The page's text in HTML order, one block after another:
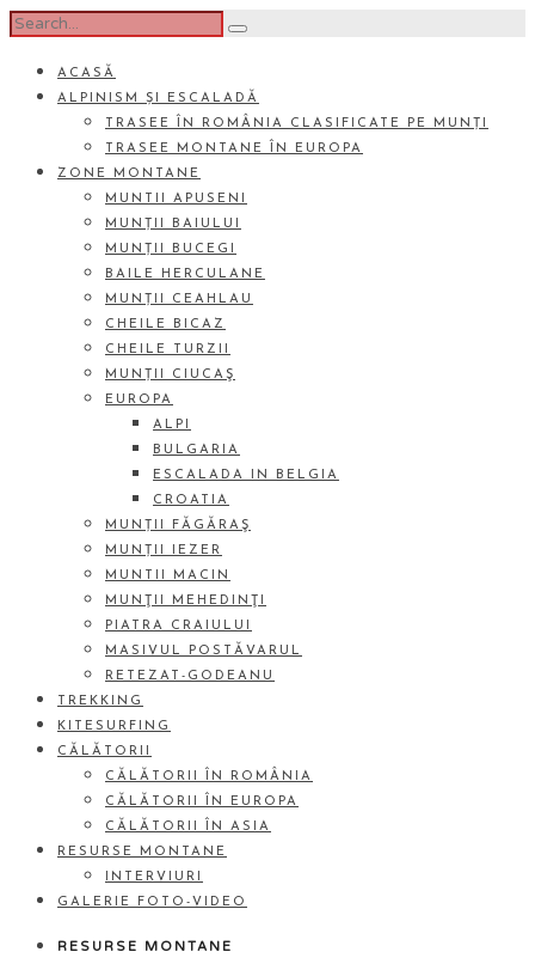
ACASĂ
ALPINISM ȘI ESCALADĂ
TRASEE ÎN ROMÂNIA CLASIFICATE PE MUNȚI
TRASEE MONTANE ÎN EUROPA
ZONE MONTANE
MUNTII APUSENI
MUNȚII BAIULUI
MUNȚII BUCEGI
BAILE HERCULANE
MUNȚII CEAHLAU
CHEILE BICAZ
CHEILE TURZII
MUNȚII CIUCAŞ
EUROPA
ALPI
BULGARIA
ESCALADA IN BELGIA
CROATIA
MUNȚII FĂGĂRAŞ
MUNȚII IEZER
MUNTII MACIN
MUNŢII MEHEDINŢI
PIATRA CRAIULUI
MASIVUL POSTĂVARUL
RETEZAT-GODEANU
TREKKING
KITESURFING
CĂLĂTORII
CĂLĂTORII ÎN ROMÂNIA
CĂLĂTORII ÎN EUROPA
CĂLĂTORII ÎN ASIA
RESURSE MONTANE
INTERVIURI
GALERIE FOTO-VIDEO
RESURSE MONTANE